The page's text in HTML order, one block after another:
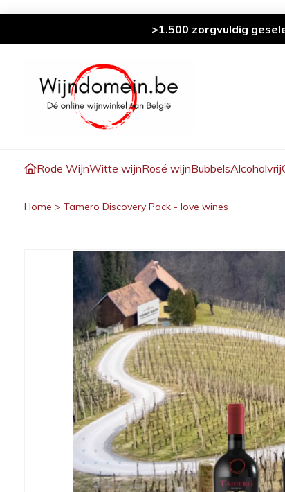
>1.500 zorgvuldig
Rode WijnWitte wijnRosé wijnBubbelsAlcoholvrij
Home > Tamero Discovery Pack - love wines